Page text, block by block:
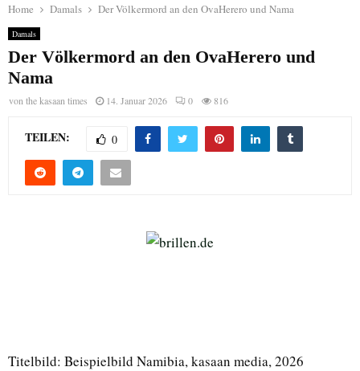
Home Damals Der Völkermord an den OvaHerero und Nama
Damals
Der Völkermord an den OvaHerero und
Nama
von the kasaan times 14. Januar 2026 0 816
TEILEN: 0
Titelbild: Beispielbild Namibia, kasaan media, 2026